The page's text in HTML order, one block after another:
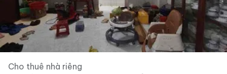
Cho thuê nhà riêng